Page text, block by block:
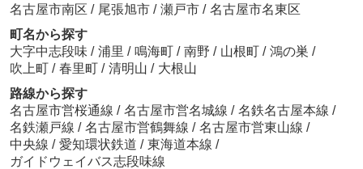
名古屋市南区 / 尾張旭市 / 瀬戸市 / 名古屋市名東区
町名から探す
大字中志段味 / 浦里 / 鳴海町 / 南野 / 山根町 / 鴻の巣 /
吹上町 / 春里町 / 清明山 / 大根山
路線から探す
名古屋市営桜通線 / 名古屋市営名城線 / 名鉄名古屋本線 /
名鉄瀬戸線 / 名古屋市営鶴舞線 / 名古屋市営東山線 /
中央線 / 愛知環状鉄道 / 東海道本線 /
ガイドウェイバス志段味線